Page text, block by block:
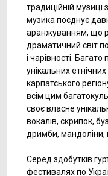
традиційній музиці
музика поєднує
аранжуванням, що
драматичний світ
і чарівності.
унікальних
карпатського
всім цим
своє власне
вокалів, скрипок,
дримби, мандоліни,
Серед здобуткiв
фестивалях по